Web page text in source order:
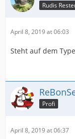
Rudis
April 8, 2019 at 06:03
Steht auf dem
Profi
April 8, 2019 at 06:37